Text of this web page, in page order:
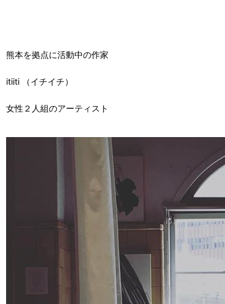
熊本を拠点に活動中の作家
itiiti （イチイチ）
女性２人組のアーティスト